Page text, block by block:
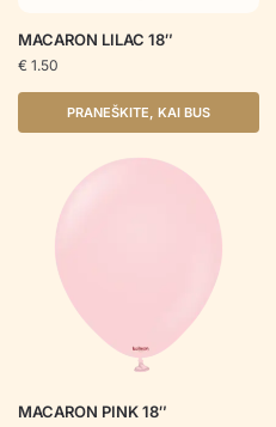
MACARON LILAC 18″
€ 1.50
PRANEŠKITE, KAI BUS
MACARON PINK 18″